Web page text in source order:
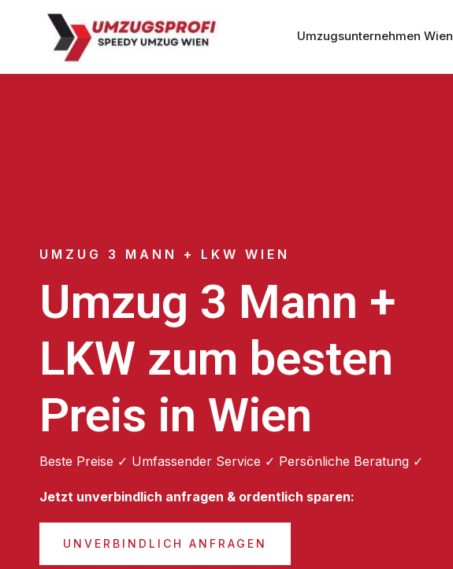
Umzugsunternehmen Wien
UMZUG 3 MANN + LKW WIEN
Umzug 3 Mann +
LKW zum besten
Preis in Wien
Beste Preise ✓ Umfassender Service ✓ Persönliche Beratung ✓
Jetzt unverbindlich anfragen & ordentlich sparen:
UNVERBINDLICH ANFRAGEN